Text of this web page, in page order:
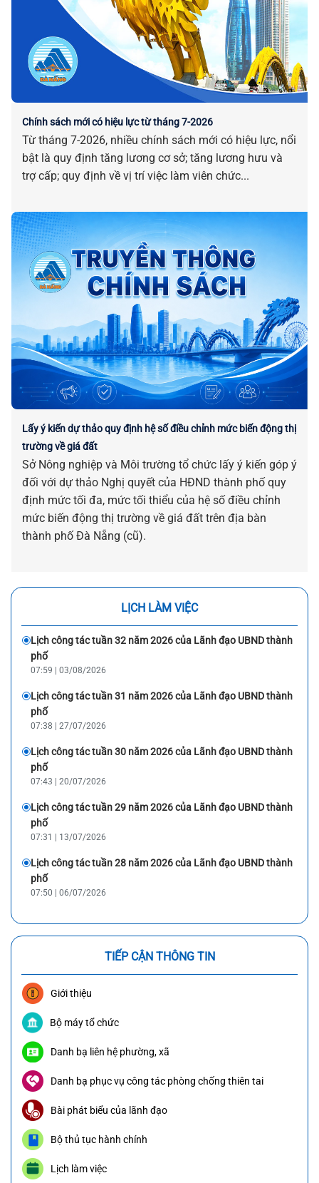
Chính sách mới có hiệu lực từ tháng 7-2026
Từ tháng 7-2026, nhiều chính sách mới có hiệu lực, nổi
bật là quy định tăng lương cơ sở; tăng lương hưu và
trợ cấp; quy định về vị trí việc làm viên chức...
Lấy ý kiến dự thảo quy định hệ số điều chỉnh mức biến động thị
trường về giá đất
Sở Nông nghiệp và Môi trường tổ chức lấy ý kiến góp ý
đối với dự thảo Nghị quyết của HĐND thành phố quy
định mức tối đa, mức tối thiểu của hệ số điều chỉnh
mức biến động thị trường về giá đất trên địa bàn
thành phố Đà Nẵng (cũ).
LỊCH LÀM VIỆC
Lịch công tác tuần 32 năm 2026 của Lãnh đạo UBND thành
phố
07:59 | 03/08/2026
Lịch công tác tuần 31 năm 2026 của Lãnh đạo UBND thành
phố
07:38 | 27/07/2026
Lịch công tác tuần 30 năm 2026 của Lãnh đạo UBND thành
phố
07:43 | 20/07/2026
Lịch công tác tuần 29 năm 2026 của Lãnh đạo UBND thành
phố
07:31 | 13/07/2026
Lịch công tác tuần 28 năm 2026 của Lãnh đạo UBND thành
phố
07:50 | 06/07/2026
TIẾP CẬN THÔNG TIN
Giới thiệu
Bộ máy tổ chức
Danh bạ liên hệ phường, xã
Danh bạ phục vụ công tác phòng chống thiên tai
Bài phát biểu của lãnh đạo
Bộ thủ tục hành chính
Lịch làm việc